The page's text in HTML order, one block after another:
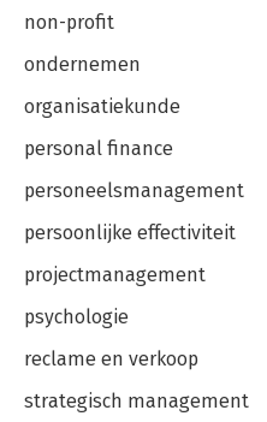
non-profit
ondernemen
organisatiekunde
personal finance
personeelsmanagement
persoonlijke effectiviteit
projectmanagement
psychologie
reclame en verkoop
strategisch management